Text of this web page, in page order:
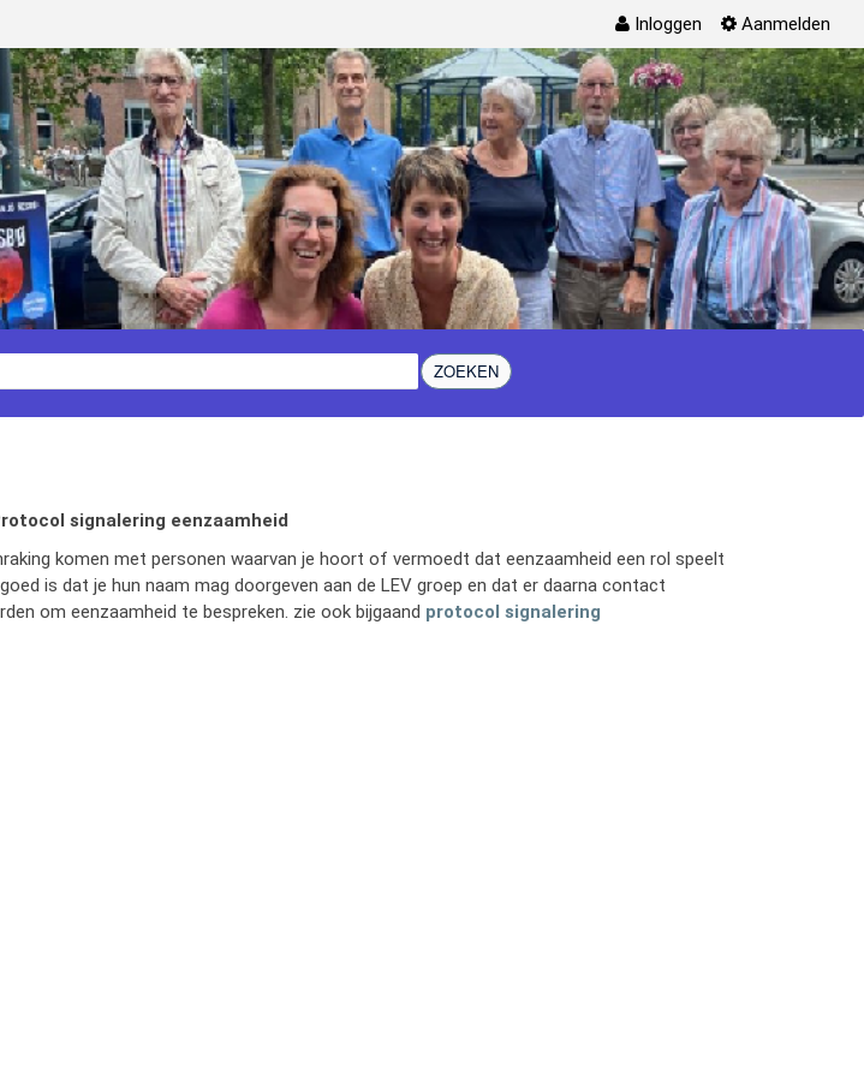
Inloggen Aanmelden
ZOEKEN
signalering eenzaamheid
komen met personen waarvan je hoort of vermoedt dat eenzaamheid een rol speelt
is dat je hun naam mag doorgeven aan de LEV groep en dat er daarna contact
om eenzaamheid te bespreken. zie ook bijgaand protocol signalering